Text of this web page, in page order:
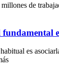
de
es